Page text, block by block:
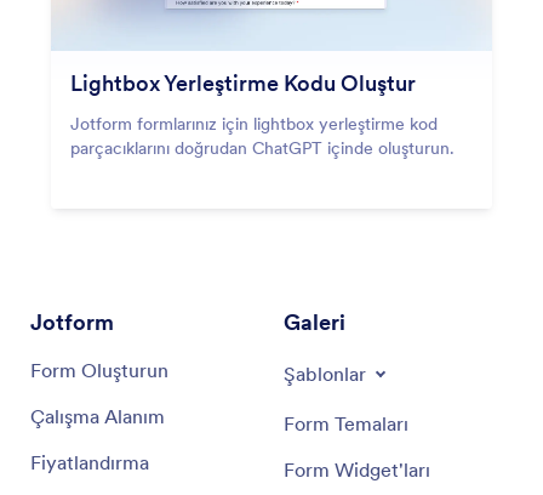
Lightbox Yerleştirme Kodu Oluştur
Jotform formlarınız için lightbox yerleştirme kod
parçacıklarını doğrudan ChatGPT içinde oluşturun.
Jotform
Form Oluşturun
Çalışma Alanım
Fiyatlandırma
Galeri
Şablonlar
Form Temaları
Form Widget'ları